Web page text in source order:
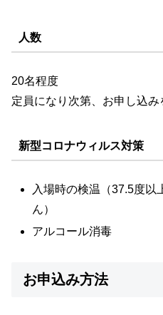
人数
20名程度
定員になり次第、お申し込み
新型コロナウィルス対策
入場時の検温（37.5度以
ん）
アルコール消毒
お申込み方法